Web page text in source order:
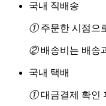
국내 직배송
①주문한 시점으
②배송비는 배송
국내 택배
①대금결제 확인